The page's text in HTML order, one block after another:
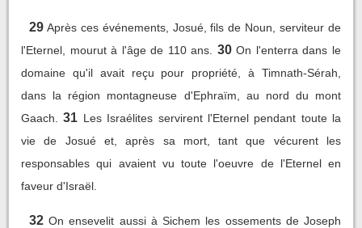
29 Après ces événements, Josué, fils de Noun, serviteur de
l'Eternel, mourut à l'âge de 110 ans.
30 On l'enterra dans le
domaine qu'il avait reçu pour propriété, à Timnath-Sérah,
dans la région montagneuse d'Ephraïm, au nord du mont
Gaach.
31 Les Israélites servirent l'Eternel pendant toute la
vie de Josué et, après sa mort, tant que vécurent les
responsables qui avaient vu toute l'oeuvre de l'Eternel en
faveur d'Israël.
32 On ensevelit aussi à Sichem les ossements de Joseph